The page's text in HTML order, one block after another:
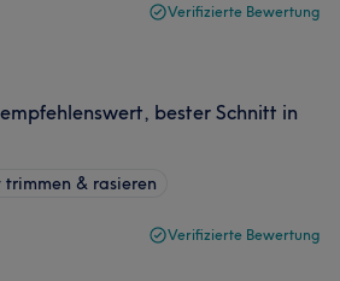
Verifizierte Bewertung
bester Schnitt in
trimmen & rasieren
Verifizierte Bewertung